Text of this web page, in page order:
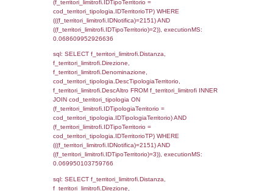
executionMS: 0.0022759437561035
sql: SELECT Cognome, Nome FROM
reg_a2_ruolipersonale.IDPersonale =
reg_a2_personale.IDPersonale WHERE
executionMS: 0.00094699859619141
sql: SELECT cod_ipa_aoo.des_amm,
d1_controlli.UntAmmTerr,
d1_controlli.Regione, d1_controlli.Provincia,
d1_controlli.Comune, d1_controlli.Via,